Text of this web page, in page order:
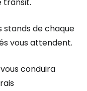
stands de chaque
vous attendent.
conduira